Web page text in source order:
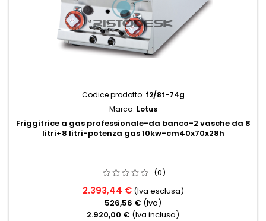
Codice prodotto: f2/8t-74g
Marca: Lotus
Friggitrice a gas professionale-da banco-2 vasche da 8
litri+8 litri-potenza gas 10kw-cm40x70x28h
(0)
2.393,44 € (Iva esclusa)
526,56 € (Iva)
2.920,00 € (Iva inclusa)